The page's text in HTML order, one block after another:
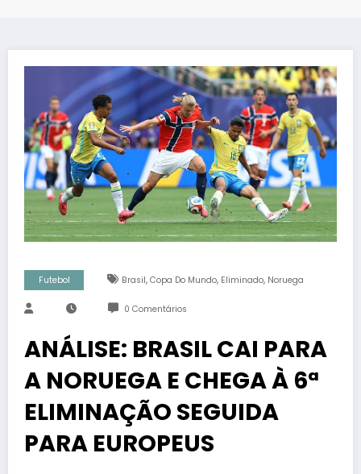
Futebol Brasil, Copa Do Mundo, Eliminado, Noruega
0 Comentários
ANÁLISE: BRASIL CAI PARA
A NORUEGA E CHEGA À 6ª
ELIMINAÇÃO SEGUIDA
PARA EUROPEUS